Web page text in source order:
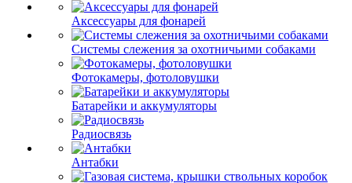
Аксессуары для фонарей
Системы слежения за охотничьими собаками
Фотокамеры, фотоловушки
Батарейки и аккумуляторы
Радиосвязь
Антабки